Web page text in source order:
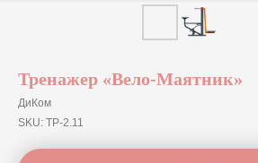
Тренажер «Вело-Маятник»
ДиКом
SKU: ТР-2.11